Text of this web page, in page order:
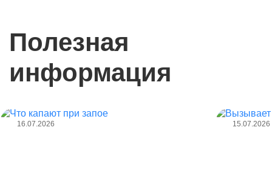
Полезная
информация
16.07.2026 15.07.2026